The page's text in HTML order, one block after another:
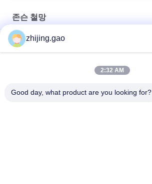
존슨 철망
폐수 처리 액체 필트레이션용 회전 드럼 스크린
zhijing.gao
2:32 AM
Good day, what product are you looking for?